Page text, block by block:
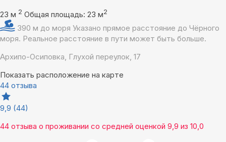
23 м 2 Общая площадь: 23 м2
390 м до моря Указано прямое расстояние до Чёрного
моря. Реальное расстояние в пути может быть больше.
Архипо-Осиповка, Глухой переулок, 17
Показать расположение на карте
44 отзыва
9,9 (44)
44 отзыва о проживании со средней оценкой 9,9 из 10,0